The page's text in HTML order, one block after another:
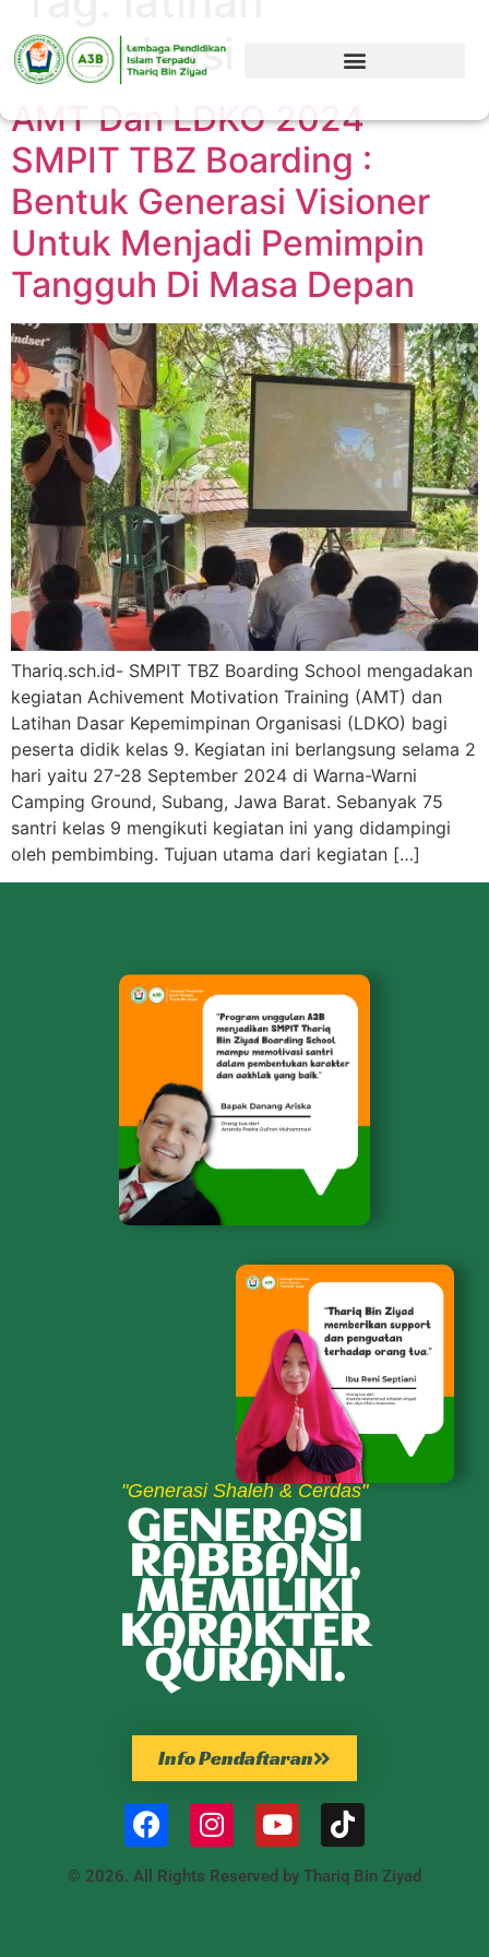
organisasi
AMT Dan LDKO 2024
SMPIT TBZ Boarding :
Bentuk Generasi Visioner
Untuk Menjadi Pemimpin
Tangguh Di Masa Depan
Thariq.sch.id- SMPIT TBZ Boarding School mengadakan
kegiatan Achivement Motivation Training (AMT) dan
Latihan Dasar Kepemimpinan Organisasi (LDKO) bagi
peserta didik kelas 9. Kegiatan ini berlangsung selama 2
hari yaitu 27-28 September 2024 di Warna-Warni
Camping Ground, Subang, Jawa Barat. Sebanyak 75
santri kelas 9 mengikuti kegiatan ini yang didampingi
oleh pembimbing. Tujuan utama dari kegiatan […]
"Generasi Shaleh & Cerdas"
GENERASI
RABBANI,
MEMILIKI
KARAKTER
QURANI.
Info Pendaftaran
© 2026. All Rights Reserved by Thariq Bin Ziyad